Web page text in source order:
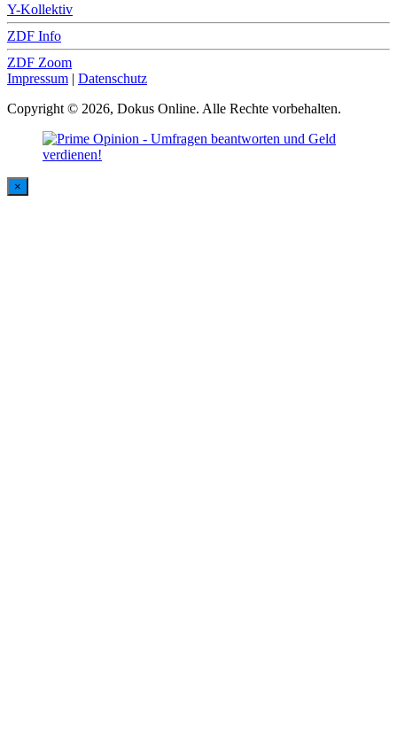
Y-Kollektiv
ZDF Info
ZDF Zoom
Impressum | Datenschutz
Copyright © 2026, Dokus Online. Alle Rechte vorbehalten.
×